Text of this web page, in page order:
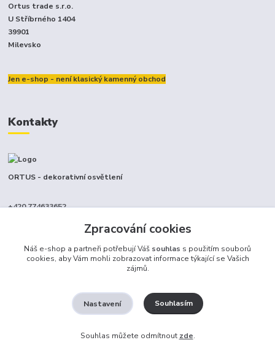
Ortus trade s.r.o.
U Stříbrného 1404
39901
Milevsko
Jen e-shop - není klasický kamenný obchod
Kontakty
ORTUS - dekorativní osvětlení
+420 774633652
Zpracování cookies
Náš e-shop a partneři potřebují Váš souhlas s použitím souborů
cookies, aby Vám mohli zobrazovat informace týkající se Vašich
zájmů.
Nastavení Souhlasím
Souhlas můžete odmítnout zde.